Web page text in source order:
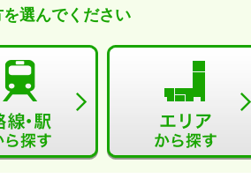
選んでください